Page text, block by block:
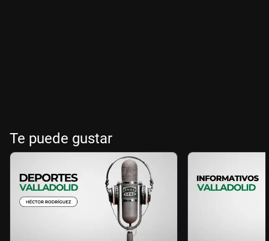
Te puede gustar